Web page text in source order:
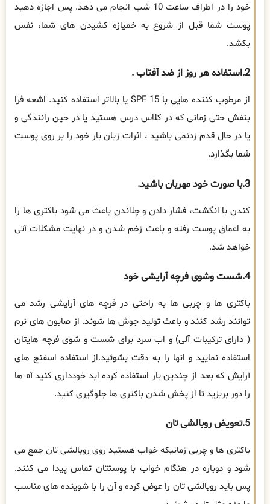
خود را در اطراف ساعت 10 شب انجام می دهد. پس اجازه دهید
پوست شما قبل از شروع به خمیازه کشیدن های شما، نفس
بکشد.
2.استفاده هر روز از ضد آفتاب .
از مرطوب کننده هایی با SPF 15 یا بالاتر استفاده کنید. اشعه فرا
بنفش حتی زمانی که در کلاس درس هستید یا در حین رانندگی و
یا در حال قدم زدنمی باشید ، اثرات زیان بار خود را بر روی پوست
شما بگذارد.
3.با صورت خود مهربان باشید.
کندن با انگشت، فشار دادن و چلاندن باعث می شود باکتری ها را
به اعماق پوست رفته و باعث زخم شدن و در نهایت مشکلات آتی
خواهد شد.
4.شست وشوی فرچه آرایشی خود
باکتری ها و چربی ها به راحتی در فرچه های آرایشی رشد می
توانند رشد کنند و باعث تولید جوش ها شوند. از صابون های نرم
( دارای ترکیبات آلی) و اب سرد برای شست و شوی فرچه هایتان
استفاده نمایید و انها را به دقت بشوئید.از استفاده اسفنج های
آرایش که بعد از چندین بار استفاده کرده اید خودداری کنید آ« ها
را دور بریزید تا از پخش شدن باکتری ها جلوگیری کنید.
5.تعویض روبالشی تان
باکتری ها و چربی زمانیکه خواب هستید روی روبالشی تان جمع می
شود و دوباره در هنگام خواب با پوستتان تماس پیدا می کنند.
پس باید روبالشی تان را عوض کرده و آن را با شوینده های مناسب